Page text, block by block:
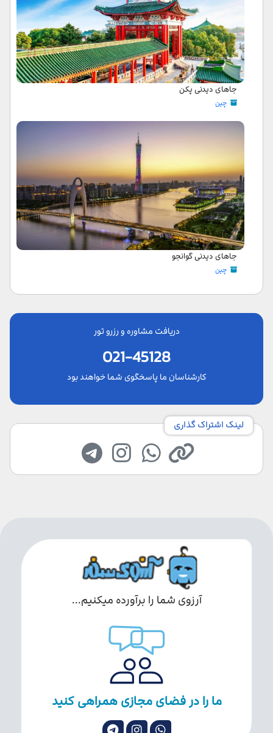
جاهای دیدنی پکن
چین
جاهای دیدنی گوانجو
چین
دریافت مشاوره و رزرو تور
021-45128
کارشناسان ما پاسخگوی شما خواهند بود
لینک اشتراک گذاری
آرزوی شما را برآورده میکنیم...
ما را در فضای مجازی همراهی کنید